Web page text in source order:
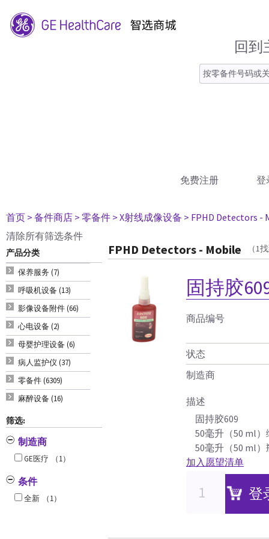
回到
免费注册 登
首页 > 备件商店 > 零备件 > X射线成像设备 > FPHD Detectors -
清除所有筛选条件
产品分类
保养服务 (7)
呼吸机设备 (13)
影像设备附件 (66)
心电设备 (2)
母婴护理设备 (6)
病人监护仪 (37)
零备件 (6309)
麻醉设备 (16)
筛选:
制造商
GE医疗 （1）
条件
全新 （1）
FPHD Detectors - Mobile （1
固持胶
商品编号
状态
制造商
描述
固持胶609
50毫升（50 ml
50毫升（50 ml）
加入愿望清单
登